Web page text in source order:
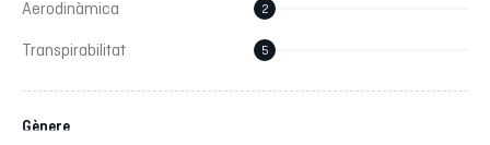
Aerodinàmica 2
Transpirabilitat 5
Gènere